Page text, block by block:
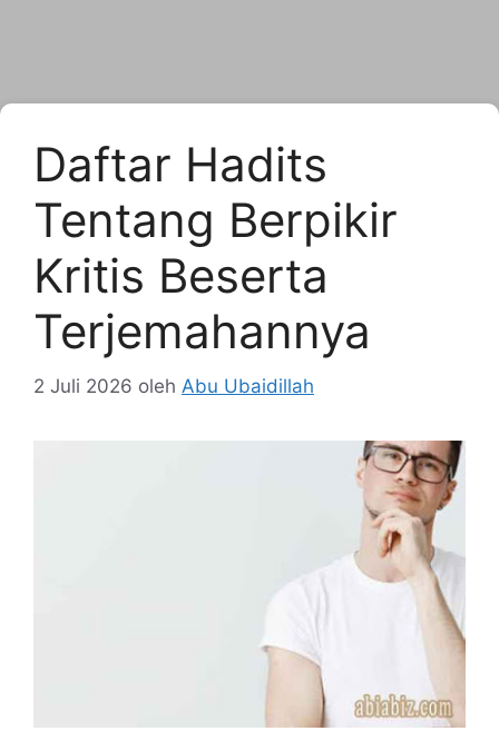
Daftar Hadits
Tentang Berpikir
Kritis Beserta
Terjemahannya
2 Juli 2026 oleh Abu Ubaidillah